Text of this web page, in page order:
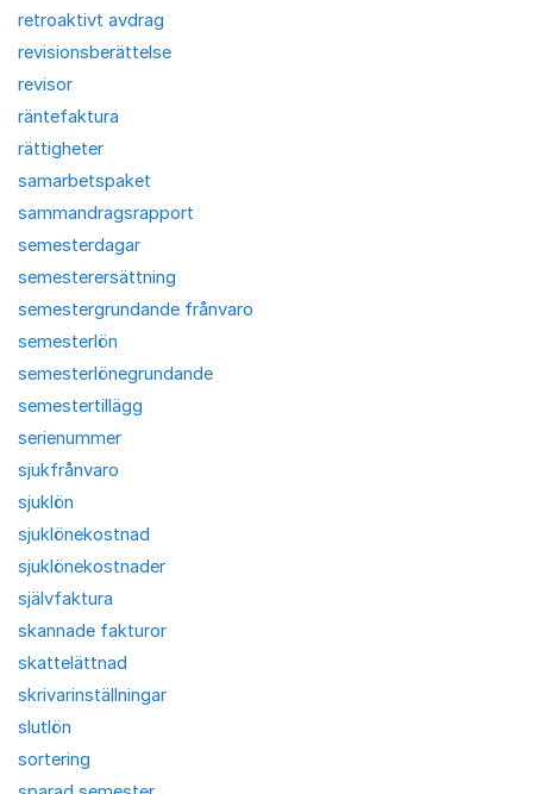
retroaktivt avdrag
revisionsberättelse
revisor
räntefaktura
rättigheter
samarbetspaket
sammandragsrapport
semesterdagar
semesterersättning
semestergrundande frånvaro
semesterlön
semesterlönegrundande
semestertillägg
serienummer
sjukfrånvaro
sjuklön
sjuklönekostnad
sjuklönekostnader
självfaktura
skannade fakturor
skattelättnad
skrivarinställningar
slutlön
sortering